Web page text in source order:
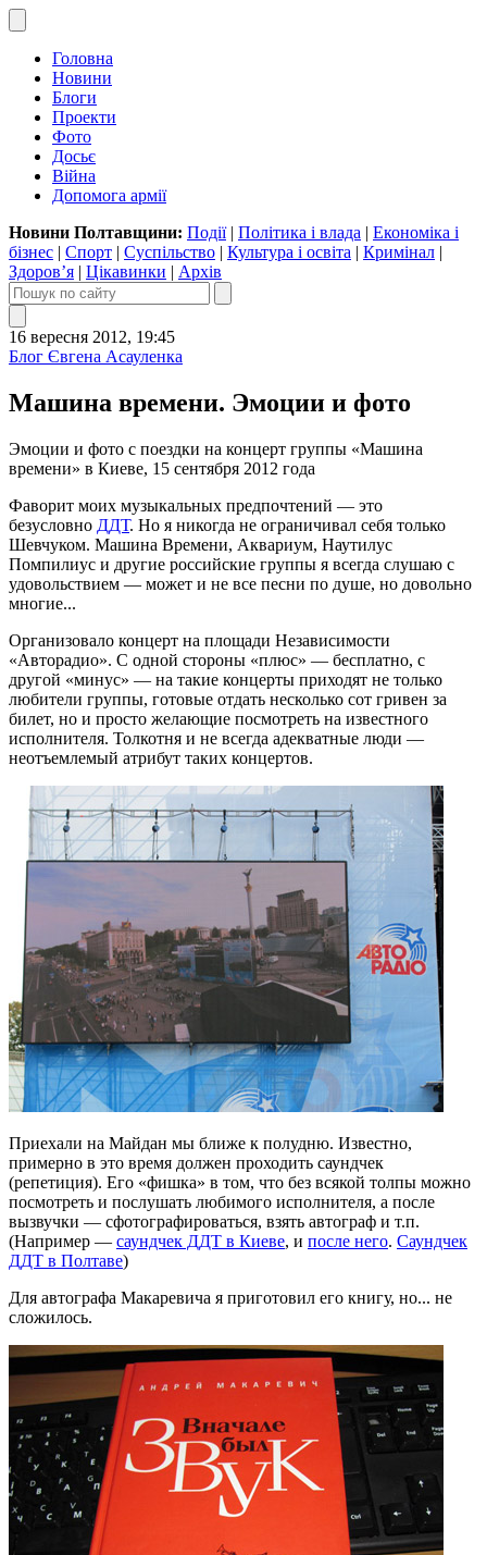
Головна
Новини
Блоги
Проекти
Фото
Досьє
Війна
Допомога армії
Новини Полтавщини: Події| Політика і влада | Економіка і
бізнес | Спорт | Суспільство | Культура і освіта | Кримінал |
Здоров’я | Цікавинки | Архів
16 вересня 2012, 19:45
Блог Євгена Асауленка
Машина времени. Эмоции и фото
Эмоции и фото с поездки на концерт группы «Машина
времени» в Киеве, 15 сентября 2012 года
Фаворит моих музыкальных предпочтений — это
безусловно ДДТ. Но я никогда не ограничивал себя только
Шевчуком. Машина Времени, Аквариум, Наутилус
Помпилиус и другие российские группы я всегда слушаю с
удовольствием — может и не все песни по душе, но довольно
многие...
Организовало концерт на площади Независимости
«Авторадио». С одной стороны «плюс» — бесплатно, с
другой «минус» — на такие концерты приходят не только
любители группы, готовые отдать несколько сот гривен за
билет, но и просто желающие посмотреть на известного
исполнителя. Толкотня и не всегда адекватные люди —
неотъемлемый атрибут таких концертов.
Приехали на Майдан мы ближе к полудню. Известно,
примерно в это время должен проходить саундчек
(репетиция). Его «фишка» в том, что без всякой толпы можно
посмотреть и послушать любимого исполнителя, а после
вызвучки — сфотографироваться, взять автограф и т.п.
(Например — саундчек ДДТ в Киеве, и после него. Саундчек
ДДТ в Полтаве)
Для автографа Макаревича я приготовил его книгу, но... не
сложилось.